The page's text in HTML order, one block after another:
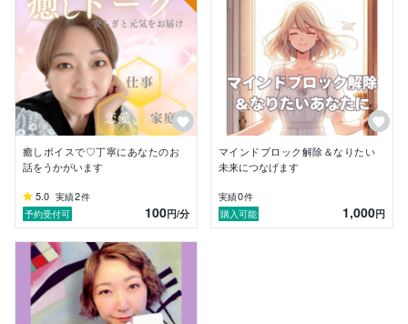
わたしもつい３年前までは家庭、学校、子どもの習い
事、病気の親の介護を同時並行していました。自分の自
由時間は皆無。
その時の私の口癖は「疲れた」さらにそんな自分に対し
て常にダメ出し。
そして不機嫌を周囲に撒き散らしては「誰もわかってく
れない」と不満を抱えていました。
何もしていなくても涙が出てきて、まさに両足を骨折し
ながら松葉杖なしてずっと立ち続けているようなそんな
あの時誰かに自分の気持ちを打ち明けられたら・・・
夫でも良かったのかもしれませんが、夫にも言えず。自
分の母親にも絶対に困っている姿を見せられないという
謎の意地？みたいのものがあり言えず。
普段を知らない第三者だからこそ打ち明けられることも
あったと思います。
癒しボイスで♡丁寧にあなたのお
話をうかがいます
5.0 実績2件
予約受付可
100円/分
マインドブロック解除＆なりたい
未来につなげます
実績0件
購入可能
1,000円